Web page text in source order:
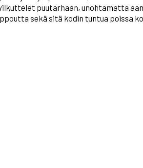
puutarhaan, unohtamatta
sekä sitä kodin tuntua poissa